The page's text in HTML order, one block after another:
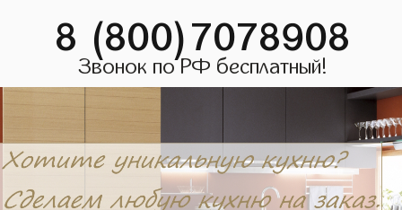
8 (800)7078908
Звонок по РФ бесплатный!